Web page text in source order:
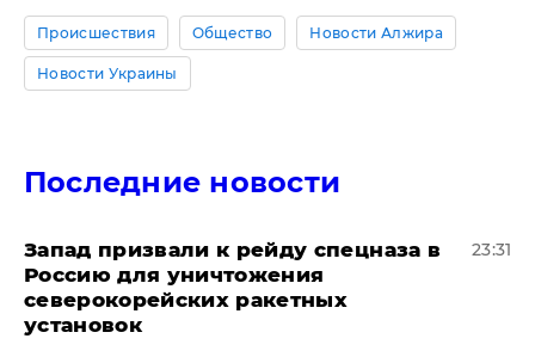
Происшествия Общество Новости Алжира
Новости Украины
Последние новости
Запад призвали к рейду спецназа в
Россию для уничтожения
северокорейских ракетных
установок
23:31